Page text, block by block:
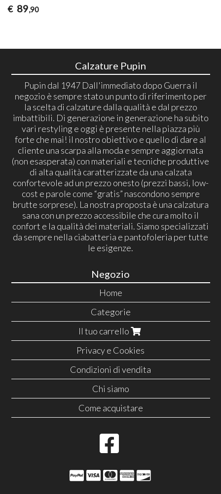
€ 89,90
Calzature Pupin
Pupin dal 1947 Dall'immediato dopo Guerra il
negozio è sempre stato un punto di riferimento per
la scelta di calzature dalla qualità e dal prezzo
imbattibili. Di generazione in generazione ha subito
vari restyling e oggi è presente nella piazza più
forte che mai! il nostro obiettivo e quello di dare al
cliente una scarpa alla moda e sempre aggiornata
(non esasperata) con materiali e tecniche produttive
di alta qualità caratterizzate da una calzata
confortevole ad un prezzo onesto (prezzi bassi, low-
cost e parole come “gratis” nascondono sempre
brutte sorprese). La nostra proposta è una calzatura
sana con un prezzo accessibile che cura molto il
confort e la qualità dei materiali. Siamo specializzati
da sempre nella ciabatteria e pantofoleria per tutte
le esigenze.
Negozio
Home
Categorie
Il tuo carrello
Privacy e Cookies
Condizioni di vendita
Chi siamo
Come acquistare